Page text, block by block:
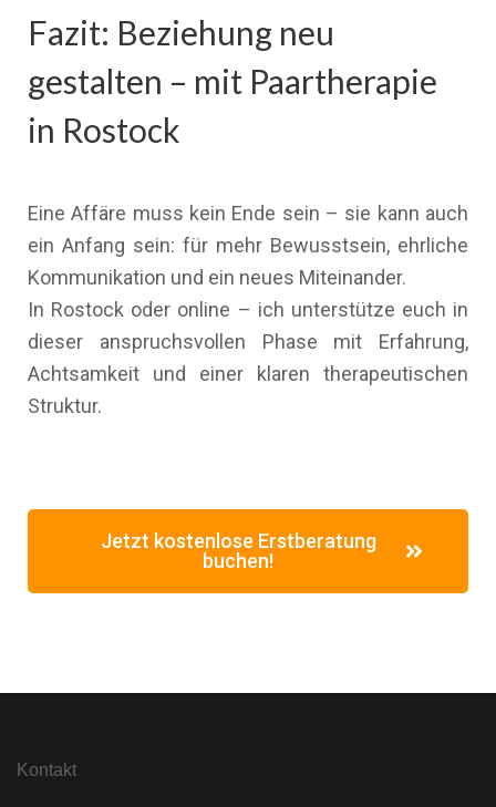
Fazit: Beziehung neu
gestalten – mit Paartherapie
in Rostock
Eine Affäre muss kein Ende sein – sie kann auch
ein Anfang sein: für mehr Bewusstsein, ehrliche
Kommunikation und ein neues Miteinander.
In Rostock oder online – ich unterstütze euch in
dieser anspruchsvollen Phase mit Erfahrung,
Achtsamkeit und einer klaren therapeutischen
Struktur.
Jetzt kostenlose Erstberatung
buchen!
Kontakt